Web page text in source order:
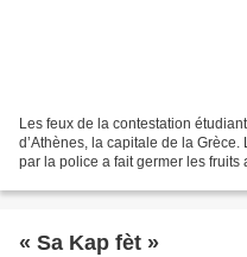
Les feux de la contestation
d’Athènes, la capitale de la
par la police a fait germer les
« Sa Kap fèt »